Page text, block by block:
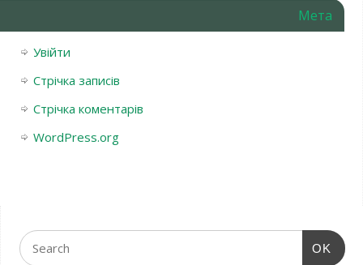
Мета
Увійти
Стрічка записів
Стрічка коментарів
WordPress.org
OK